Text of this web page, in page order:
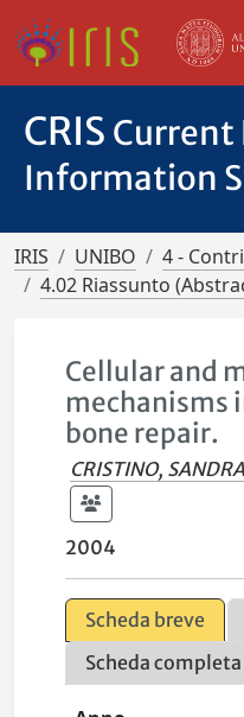
CRIS Current
Information
IRIS UNIBO
4 -
4.02 Riassunto
Cellular and
mechanisms
bone repair.
CRISTINO, SANDRA
2004
Scheda breve
Scheda completa